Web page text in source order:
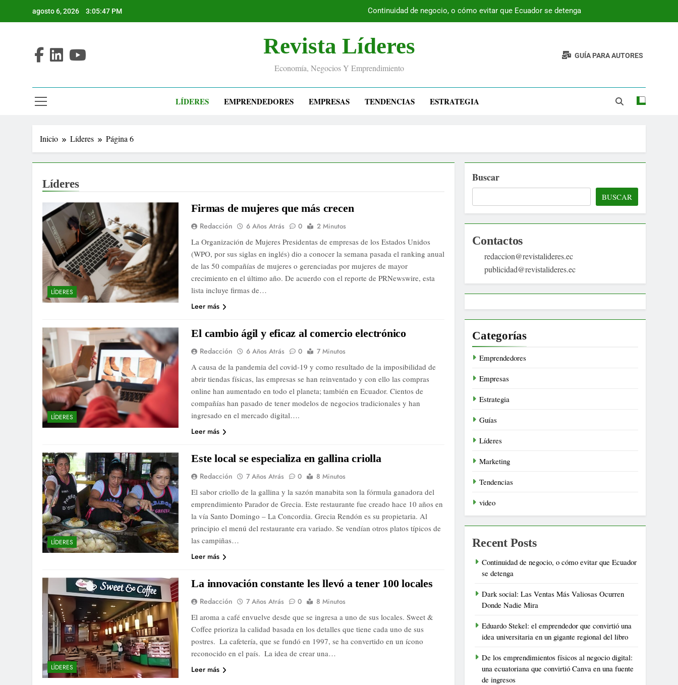
agosto 6, 2026 3:05:47 PM Continuidad de negocio, o cómo evitar que Ecuador se detenga
Revista Líderes
Economía, Negocios Y Emprendimiento
GUÍA PARA AUTORES
LÍDERES EMPRENDEDORES EMPRESAS TENDENCIAS ESTRATEGIA
Inicio Líderes Página 6
Líderes
LÍDERES
Firmas de mujeres que más crecen
Redacción 6 Años Atrás 0 2 Minutos
La Organización de Mujeres Presidentas de empresas de los Estados Unidos
(WPO, por sus siglas en inglés) dio a conocer la semana pasada el ranking anual
de las 50 compañías de mujeres o gerenciadas por mujeres de mayor
crecimiento en el último año. De acuerdo con el reporte de PRNewswire, esta
lista incluye firmas de…
Leer más
LÍDERES
El cambio ágil y eficaz al comercio electrónico
Redacción 6 Años Atrás 0 7 Minutos
A causa de la pandemia del covid-19 y como resultado de la imposibilidad de
abrir tiendas físicas, las empresas se han reinventado y con ello las compras
online han aumentado en todo el planeta; también en Ecuador. Cientos de
compañías han pasado de tener modelos de negocios tradicionales y han
ingresado en el mercado digital….
Leer más
LÍDERES
Este local se especializa en gallina criolla
Redacción 7 Años Atrás 0 8 Minutos
El sabor criollo de la gallina y la sazón manabita son la fórmula ganadora del
emprendimiento Parador de Grecia. Este restaurante fue creado hace 10 años en
la vía Santo Domingo – La Concordia. Grecia Rendón es su propietaria. Al
principio el menú del restaurante era variado. Se vendían otros platos típicos de
las campiñas…
Leer más
LÍDERES
La innovación constante les llevó a tener 100 locales
Redacción 7 Años Atrás 0 8 Minutos
El aroma a café envuelve desde que se ingresa a uno de sus locales. Sweet &
Coffee prioriza la calidad basada en los detalles que tiene cada uno de sus
postres. ​ La cafetería, que se fundó en 1997, se ha convertido en un ícono
reconocido en el país. ​ La idea de crear una…
Leer más
Buscar
BUSCAR
Contactos
redaccion@revistalideres.ec
publicidad@revistalideres.ec
Categorías
Emprendedores
Empresas
Estrategia
Guías
Líderes
Marketing
Tendencias
video
Recent Posts
Continuidad de negocio, o cómo evitar que Ecuador
se detenga
Dark social: Las Ventas Más Valiosas Ocurren
Donde Nadie Mira
Eduardo Stekel: el emprendedor que convirtió una
idea universitaria en un gigante regional del libro
De los emprendimientos físicos al negocio digital:
una ecuatoriana que convirtió Canva en una fuente
de ingresos